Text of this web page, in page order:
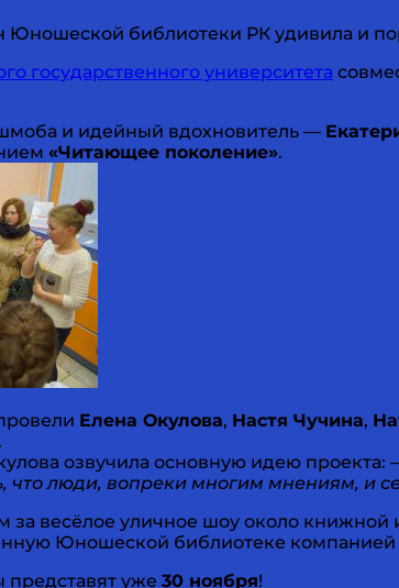
Юношеской библиотеки РК удивила и
государственного университета
и идейный вдохновитель —
«Читающее поколение».
Елена Окулова, Настя Чучина,
.
озвучила основную идею проекта:
что люди, вопреки многим мнениям, и
за весёлое уличное шоу около
Юношеской библиотеке компанией
представят уже 30 ноября!